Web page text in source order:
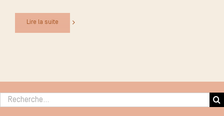
Lire la suite
Rechercher :